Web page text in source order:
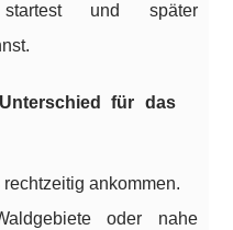
startest und später
für das
ankommen.
oder nahe